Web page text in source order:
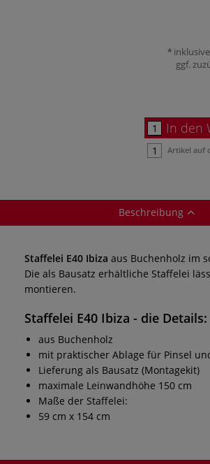
ggf.
In den
Artikel auf
Beschreibung
Staffelei E40 Ibiza aus Buchenholz im
Die als Bausatz erhältliche Staffelei
montieren.
Staffelei E40 Ibiza - die Details:
aus Buchenholz
mit praktischer Ablage für Pinsel
Lieferung als Bausatz (Montagekit)
maximale Leinwandhöhe 150 cm
Maße der Staffelei:
59 cm x 154 cm